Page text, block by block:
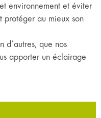
environnement et éviter
protéger au mieux son
d’autres, que nos
apporter un éclairage